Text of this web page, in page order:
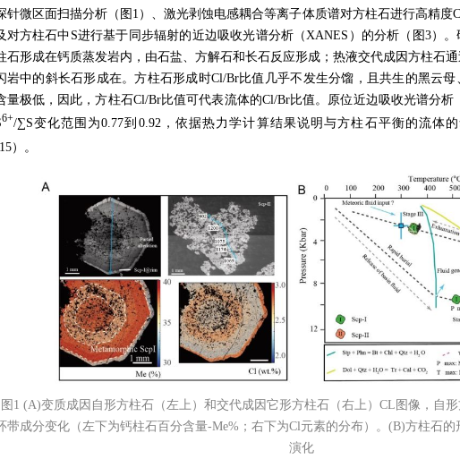
针微区面扫描分析（图 1 ）、激光剥蚀电感耦合等离子体质谱对方柱石进行高精度
对方柱石中S进行基于同步辐射的近边吸收光谱分析（XANES ）的分析 （图 3）。
石形成在钙质蒸发岩内，由石盐、方解石和长石反应形成；热液交代成因方柱石
岩中的斜长石形成在。方柱石形成时Cl/Br比值几乎不发生分馏，且共生的黑云
量极低，因此，方柱石Cl/Br比值可代表流体的Cl/Br比值。原位近边吸收光谱分析
6+/∑S变化范围为0.77到 0.92，依据热力学计算结果说明与方柱石平衡的流体
）。
图 1 (A)变质成因自形方柱石（左上）和交代成因它形方柱石（右上） CL 图像，自
带成分变化（左下为钙柱石百分含量-Me% ；右下为Cl元素的分布）。 (B)方柱石的
演化